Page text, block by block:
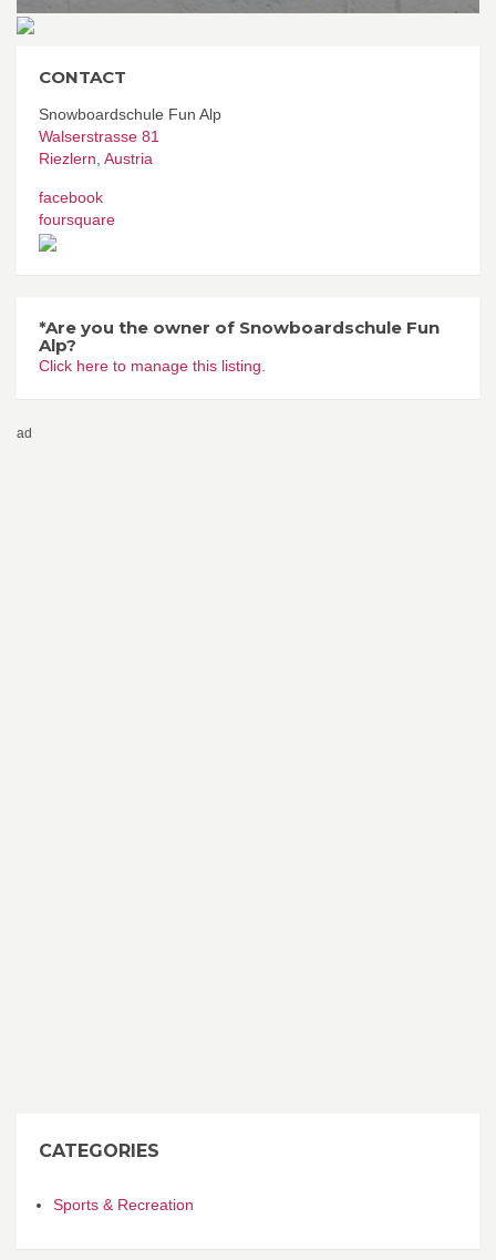
CONTACT
Snowboardschule Fun Alp
Walserstrasse 81
Riezlern Austria
facebook
foursquare
*Are you the owner of Snowboardschule Fun
Alp?
Click here to manage this listing.
ad
CATEGORIES
Sports & Recreation